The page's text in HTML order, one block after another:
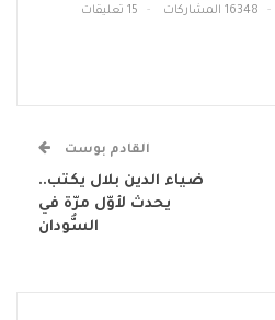
16348 المشاركات 15 تعليقات
القادم بوست
ضياء الدين بلال يكتب..
يحدث لأوّل مرّة في
السُّودان